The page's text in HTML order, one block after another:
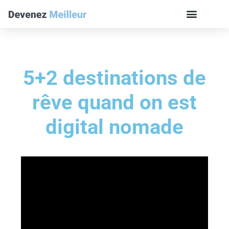
5+2 destinations de
rêve quand on est
digital nomade